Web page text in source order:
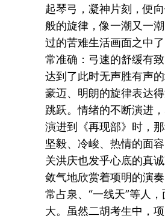
起琴弓，凝神片刻，便
般的旋律，像一潮又一
过的苦难生活画面之中
常准确：弓速的舒缓有
达到了此时无声胜有声
豪迈、明朗的旋律表达
跳跃。情绪的不断演进
演进到《再现部》时，
坚毅、冷峻、热情的面
关洪庆也发乎心底的真
敛气地欣赏着项明的演
常占泉、“一线天”等人
大。虽然二胡考生中，